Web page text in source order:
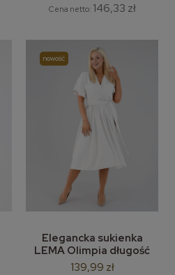
Cena netto: 146,33 zł
Elegancka sukienka
LEMA Olimpia długość
midi - rozm. M-3XL
139,99 zł
nowość